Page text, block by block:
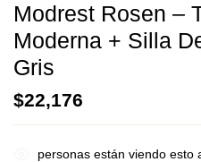
Modrest Rosen –
Moderna + Silla
Gris
$22,176
personas están viendo esto